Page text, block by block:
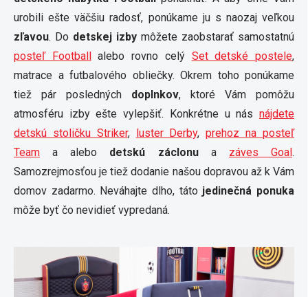
urobili ešte väčšiu radosť, ponúkame ju s naozaj veľkou
zľavou. Do detskej izby môžete zaobstarať samostatnú
posteľ Footballalebo rovno celý Set detské postele,
matrace a futbalového obliečky. Okrem toho ponúkame
tiež pár posledných doplnkov, ktoré Vám pomôžu
atmosféru izby ešte vylepšiť. Konkrétne u nás nájdete
detskú stoličku Striker, luster Derby,prehoz na posteľ
Team a alebo detskú záclonua záves Goal.
Samozrejmosťou je tiež dodanie našou dopravou až k Vám
domov zadarmo. Neváhajte dlho, tátojedinečná ponuka
môže byť čo nevidieť vypredaná.